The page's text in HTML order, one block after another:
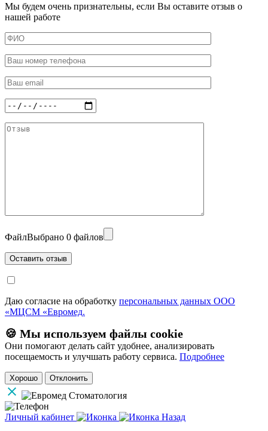
Мы будем очень признательны, если Вы оставите отзыв о
нашей работе
ФайлВыбрано 0 файлов
Даю согласие на обработку персональных данных ООО
«МЦСМ «Евромед.
🍪 Мы используем файлы cookie
Они помогают делать сайт удобнее, анализировать
посещаемость и улучшать работу сервиса. Подробнее
Хорошо Отклонить
Личный кабинет
Назад